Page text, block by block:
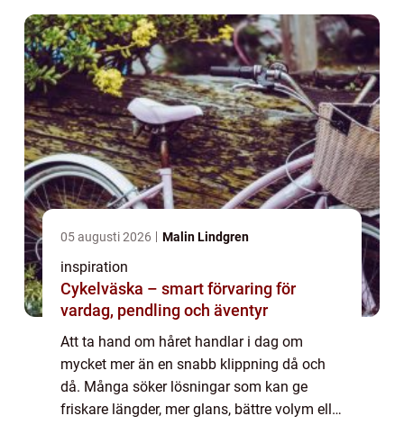
Vad be...
05 augusti 2026 Malin Lindgren
inspiration
Cykelväska – smart förvaring för
vardag, pendling och äventyr
Att ta hand om håret handlar i dag om
mycket mer än en snabb klippning då och
då. Många söker lösningar som kan ge
friskare längder, mer glans, bättre volym eller